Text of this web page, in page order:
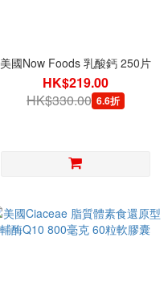
美國Now Foods 乳酸鈣 250片
HK$219.00
HK$330.00 6.6折